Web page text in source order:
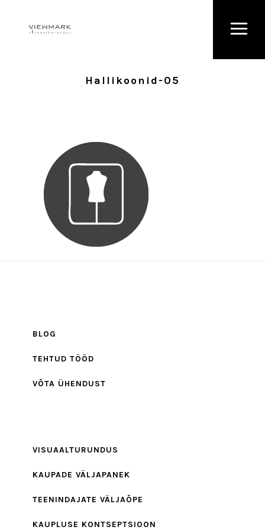
Hallikoonid-05
BLOG
TEHTUD TÖÖD
VÕTA ÜHENDUST
VISUAALTURUNDUS
KAUPADE VÄLJAPANEK
TEENINDAJATE VÄLJAÕPE
KAUPLUSE KONTSEPTSIOON